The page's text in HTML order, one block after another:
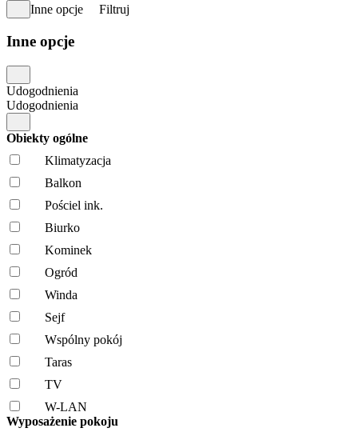
Inne opcje
Filtruj
Inne opcje
Udogodnienia
Udogodnienia
Obiekty ogólne
Klimatyzacja
Balkon
Pościel ink.
Biurko
Kominek
Ogród
Winda
Sejf
Wspólny pokój
Taras
TV
W-LAN
Wyposażenie pokoju